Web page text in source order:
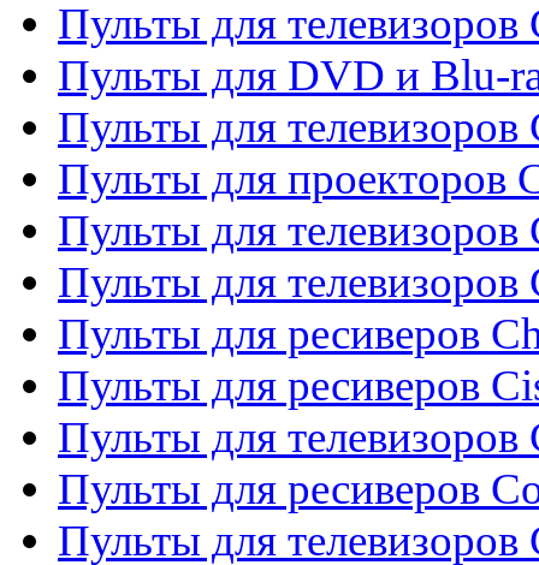
Пульты для телевизоров
Пульты для DVD и Blu-
Пульты для телевизоров
Пульты для проекторов
Пульты для телевизоров
Пульты для телевизоров
Пульты для ресиверов
Пульты для ресиверов
Пульты для телевизоров
Пульты для ресиверов
Пульты для телевизоров